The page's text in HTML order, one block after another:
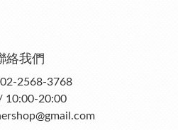
絡我們
2568-3768
10:00-20:00